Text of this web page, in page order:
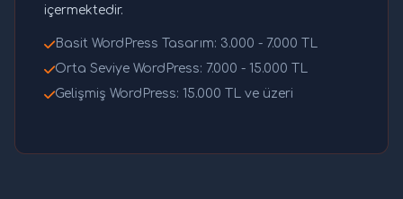
içermektedir.
Basit WordPress Tasarım: 3.000 - 7.000 TL
Orta Seviye WordPress: 7.000 - 15.000 TL
Gelişmiş WordPress: 15.000 TL ve üzeri